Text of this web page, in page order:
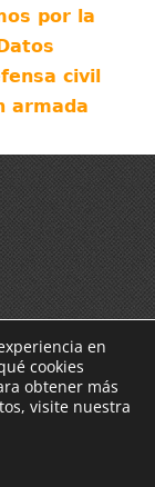
por la
civil
armada
15, baix -
en
cookies
obtener más
visite nuestra
DE COOKIES